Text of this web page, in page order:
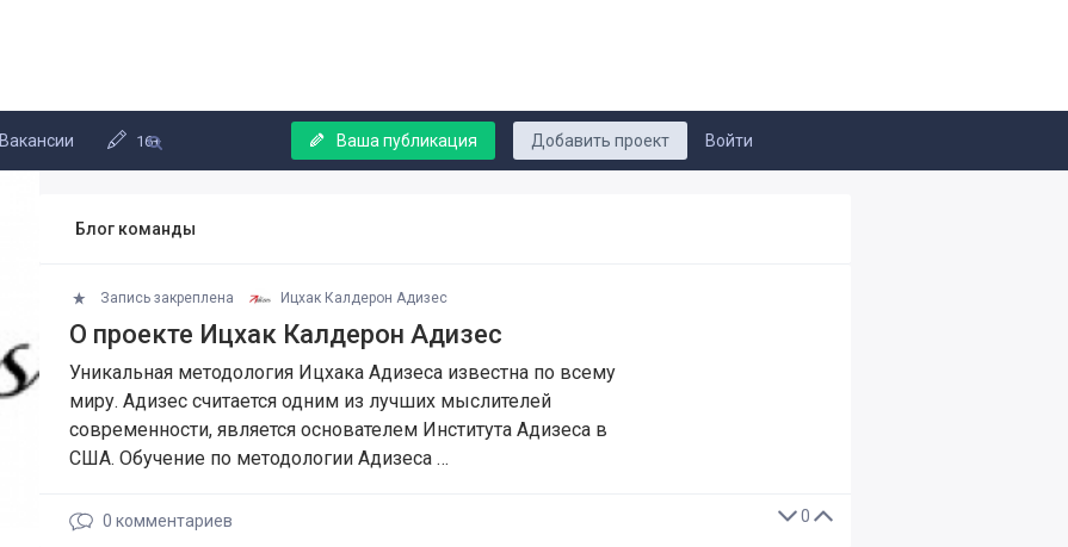
Войти
Добавить проект
Вакансии Ваша публикация
16+
Блог команды
Запись закреплена Ицхак Калдерон Адизес
О проекте Ицхак Калдерон Адизес
Уникальная методология Ицхака Адизеса известна по всему
миру. Адизес считается одним из лучших мыслителей
современности, является основателем Института Адизеса в
США. Обучение по методологии Адизеса …
0
0 комментариев